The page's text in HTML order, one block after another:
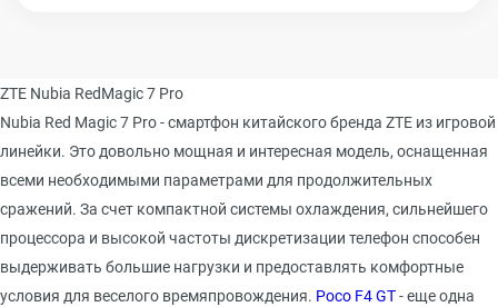
ZTE Nubia RedMagic 7 Pro
Nubia Red Magic 7 Pro - смартфон китайского бренда ZTE из игровой
линейки. Это довольно мощная и интересная модель, оснащенная
всеми необходимыми параметрами для продолжительных
сражений. За счет компактной системы охлаждения, сильнейшего
процессора и высокой частоты дискретизации телефон способен
выдерживать большие нагрузки и предоставлять комфортные
условия для веселого времяпровождения. Poco F4 GT- еще одна